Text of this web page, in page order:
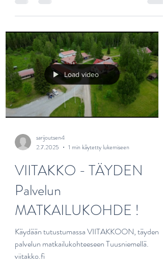
Juojärvelle ajelemaan elinkeinoagentin kanssa,
ekassa osassa kertaillaan Juojärven historiaa ja
kohdataan eläimiä.
sarijoutsen4
2.7.2025
VIITAKKO - TÄYDEN
Palvelun
MATKAILUKOHDE !